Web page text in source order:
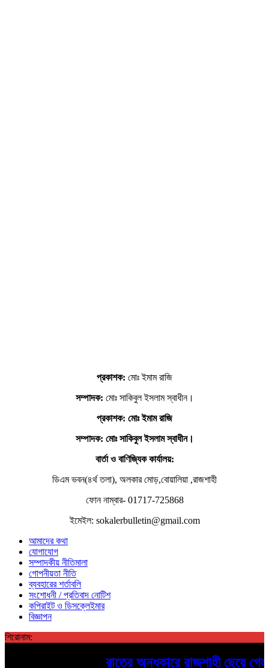
প্রকাশক: মোঃ ইমাম রাজি
সম্পাদক: মোঃ সাকিবুল ইসলাম স্বাধীন।
প্রকাশক: মোঃ ইমাম রাজি
সম্পাদক: মোঃ সাকিবুল ইসলাম স্বাধীন।
বার্তা ও বাণিজ্যিক কার্যালয়:
ডিএম ভবন(৪র্থ তলা), অলকার মোড়,বোয়ালিয়া ,রাজশাহী
ফোন নাম্বার- 01717-725868
ইমেইল: sokalerbulletin@gmail.com
আমাদের কথা
যোগাযোগ
সম্পাদকীয় নীতিমালা
গোপনীয়তা নীতি
ব্যবহারের শর্তাবলি
সংশোধনী / প্রতিবাদ নোটিশ
কপিরাইট ও ডিসক্লেইমার
বিজ্ঞাপন
শিরোনাম:
রাতের অন্ধকারে রাজশাহী ছেয়ে গেল